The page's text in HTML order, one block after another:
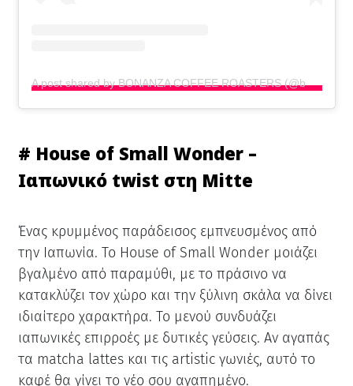
A post shared by BONANZA COFFEE ROASTERS (@bonanzacoffee)
# House of Small Wonder –
Ιαπωνικό twist στη Mitte
Ένας κρυμμένος παράδεισος εμπνευσμένος από
την Ιαπωνία. Το House of Small Wonder μοιάζει
βγαλμένο από παραμύθι, με το πράσινο να
κατακλύζει τον χώρο και την ξύλινη σκάλα να δίνει
ιδιαίτερο χαρακτήρα. Το μενού συνδυάζει
ιαπωνικές επιρροές με δυτικές γεύσεις. Αν αγαπάς
τα matcha lattes και τις artistic γωνιές, αυτό το
καφέ θα γίνει το νέο σου αγαπημένο.